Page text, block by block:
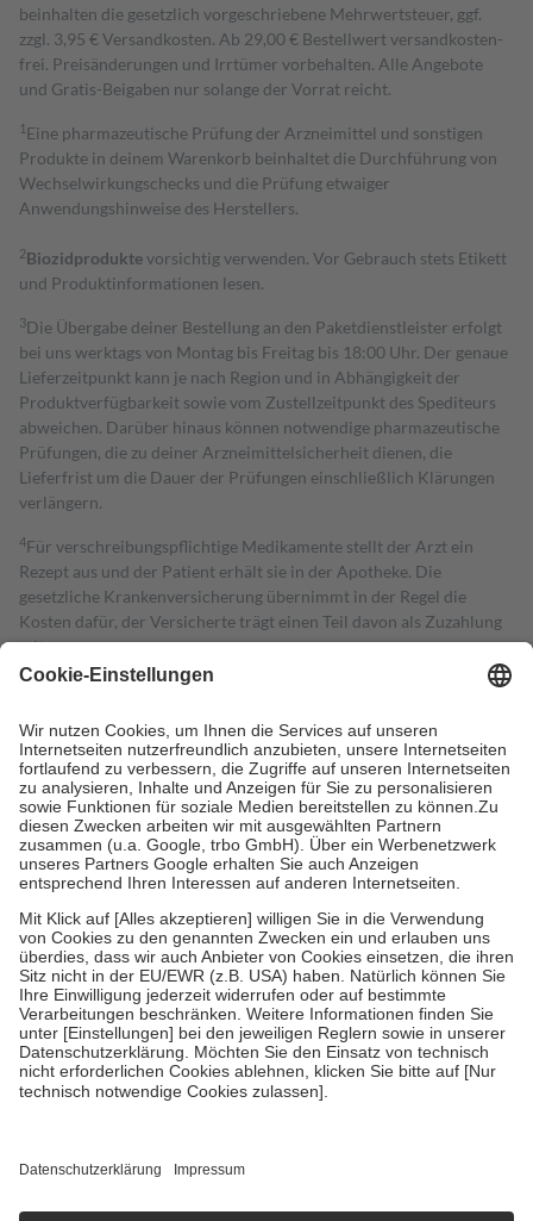
beinhalten die gesetzlich vorgeschriebene Mehrwertsteuer, ggf.
zzgl. 3,95 € Versandkosten. Ab 29,00 € Bestell­wert versand­kosten­
frei. Preisänderungen und Irrtümer vorbehalten. Alle Angebote
und Gratis-Beigaben nur solange der Vorrat reicht.
1 Eine pharmazeutische Prüfung der Arzneimittel und sonstigen
Produkte in deinem Warenkorb beinhaltet die Durchführung von
Wechselwirkungschecks und die Prüfung etwaiger
Anwendungshinweise des Herstellers.
2Biozidproduktevorsichtig verwenden. Vor Gebrauch stets Etikett
und Produktinformationen lesen.
3Die Übergabe deiner Bestellung an den Paketdienstleister erfolgt
bei uns werktags von Montag bis Freitag bis 18:00 Uhr. Der genaue
Lieferzeitpunkt kann je nach Region und in Abhängigkeit der
Produktverfügbarkeit sowie vom Zustellzeitpunkt des Spediteurs
abweichen. Darüber hinaus können notwendige pharmazeutische
Prüfungen, die zu deiner Arzneimittelsicherheit dienen, die
Lieferfrist um die Dauer der Prüfungen einschließlich Klärungen
verlängern.
4Für verschreibungspflichtige Medikamente stellt der Arzt ein
Rezept aus und der Patient erhält sie in der Apotheke. Die
gesetzliche Krankenversicherung übernimmt in der Regel die
Kosten dafür, der Versicherte trägt einen Teil davon als Zuzahlung
mit.
Grundsätzlich leisten Mitglieder Zuzahlungen in Höhe von zehn
höchstens zehn Euro.
Es sind jedoch nie mehr als die tatsächlichen
Kosten der Leistung zu entrichten.
Diese Regeln gelten grundsätzlich auch für Online-Apotheken.
Bei Heilmitteln und häuslicher Krankenpflege beträgt die
Zuzahlung zehn Prozent der Kosten sowie zehn Euro je
Verordnung.
Um das Engagement der Versicherten für ihre eigene Gesundheit zu
stärken und die besondere Stellung der Familie zu unterstützen,
fallenkeine Zuzahlungenan bei:
• Kindern und Jugendlichen bis zum vollendeten 18. Lebensjahr
mit Ausnahme der Fahrkosten
• Untersuchungen zur Vorsorge und Früherkennung, die von der
GKV getragen werden
• empfohlenen Schutzimpfungen
• Harn- und Blutteststreifen
getroffen, um sicherzustellen, dass es sich um echte Bewertungen
https://help.etrusted.com/hc/de/articles/4419944605341